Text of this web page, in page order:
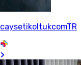
caysetikoltukcomTR